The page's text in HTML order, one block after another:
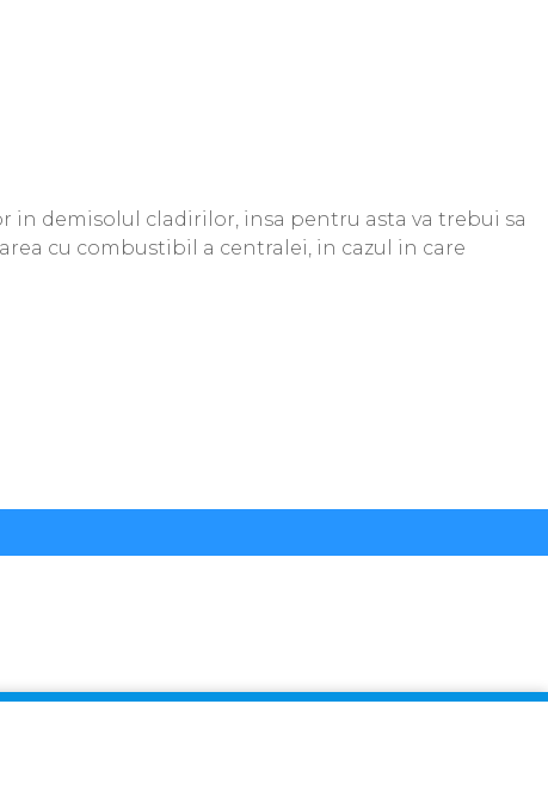
in demisolul cladirilor, insa pentru asta va trebui sa
cu combustibil a centralei, in cazul in care